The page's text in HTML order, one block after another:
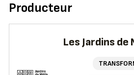
Producteur
Les Jardins de